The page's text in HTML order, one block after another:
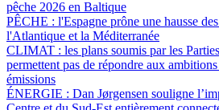
pêche 2026 en Baltique
PÊCHE : l'Espagne prône une hausse
l'Atlantique et la Méditerranée
CLIMAT : les plans soumis par les
permettent pas de répondre aux
émissions
ÉNERGIE : Dan Jørgensen souligne